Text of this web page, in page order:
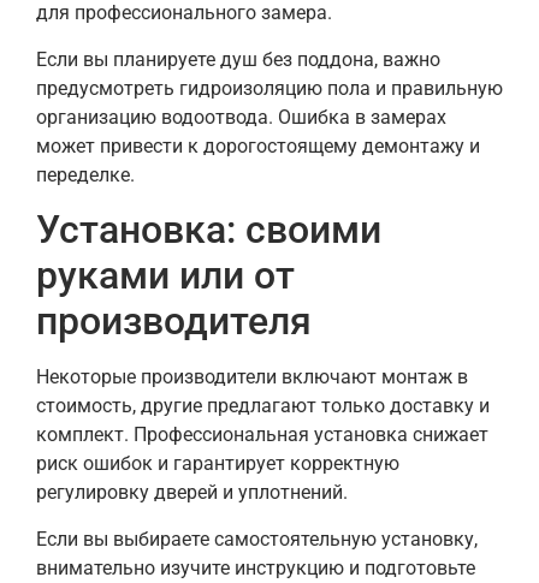
для профессионального замера.
Если вы планируете душ без поддона, важно
предусмотреть гидроизоляцию пола и правильную
организацию водоотвода. Ошибка в замерах
может привести к дорогостоящему демонтажу и
переделке.
Установка: своими
руками или от
производителя
Некоторые производители включают монтаж в
стоимость, другие предлагают только доставку и
комплект. Профессиональная установка снижает
риск ошибок и гарантирует корректную
регулировку дверей и уплотнений.
Если вы выбираете самостоятельную установку,
внимательно изучите инструкцию и подготовьте